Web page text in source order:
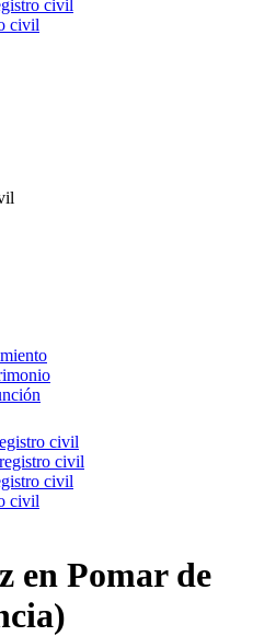
civil
civil
civil
civil
civil
civil
en Pomar de